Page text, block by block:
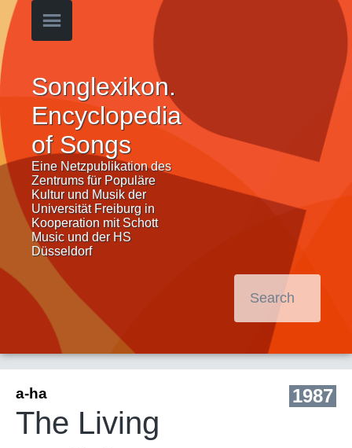
Songlexikon.
Encyclopedia
of Songs
Eine Netzpublikation des
Zentrums für Populäre
Kultur und Musik der
Universität Freiburg in
Kooperation mit Schott
Music und der HS
Düsseldorf
1987
a-ha
The Living